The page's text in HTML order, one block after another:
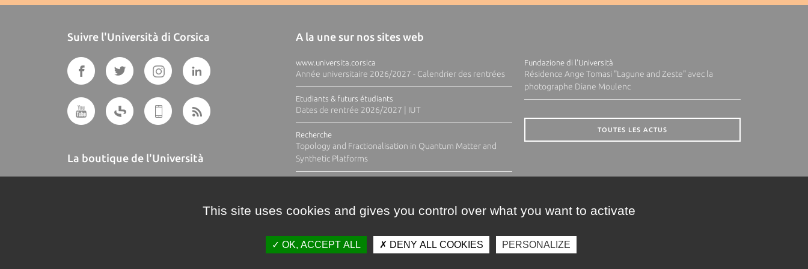
Suivre l'Università di Corsica
La boutique de l'Università
A la une sur nos sites web
www.universita.corsica
Année universitaire 2026/2027 - Calendrier des rentrées
Etudiants & futurs étudiants
Dates de rentrée 2026/2027 | IUT
Recherche
Topology and Fractionalisation in Quantum Matter and
Synthetic Platforms
Fundazione di l'Università
Résidence Ange Tomasi "Lagune and Zeste" avec la
photographe Diane Moulenc
TOUTES LES ACTUS
This site uses cookies and gives you control over what you want to activate
OK, ACCEPT ALL DENY ALL COOKIES PERSONALIZE